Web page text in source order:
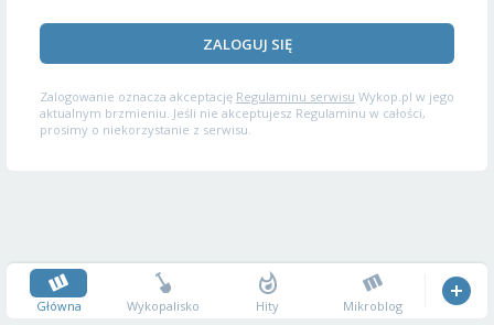
ZALOGUJ SIĘ
Zalogowanie oznacza akceptację Regulaminu serwisu Wykop.pl w jego
aktualnym brzmieniu. Jeśli nie akceptujesz Regulaminu w całości,
prosimy o niekorzystanie z serwisu.
Główna Wykopalisko Hity Mikroblog